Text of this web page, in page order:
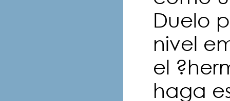
Duelo
nivel
el
haga